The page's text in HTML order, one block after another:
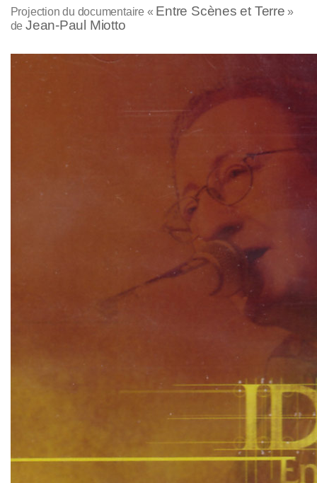
Projection du documentaire « Entre Scènes et Terre »
de Jean-Paul Miotto